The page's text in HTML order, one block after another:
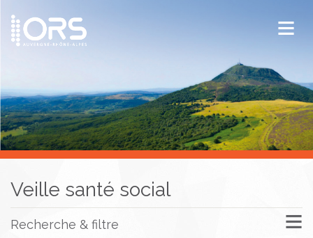
ORS Auvergne-Rhône-Alpes
Publications
Documentation / Veille
Veille santé social
Recherche & filtre